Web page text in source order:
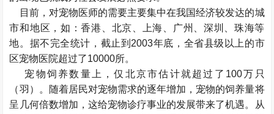
目前，对宠物医师的需要主要集中在我国经济较发达的城
市和地区，如：香港、北京、上海、广州、深圳、珠海等
地。据不完全统计，截止到2003年底，全省县级以上的市
区宠物医院超过了10000所。
宠物饲养数量上，仅北京市估计就超过了100万只
（羽）。随着居民对宠物需求的逐年增加，宠物的饲养量将
呈几何倍数增加，这给宠物诊疗事业的发展带来了机遇。从